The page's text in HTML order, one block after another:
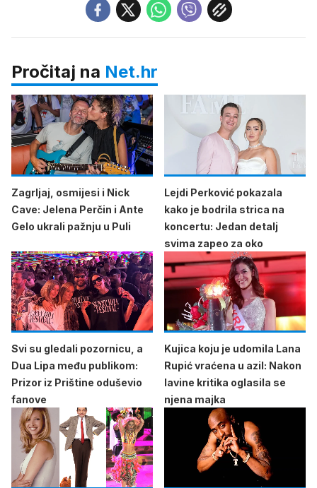
Pročitaj na Net.hr
Zagrljaj, osmijesi i Nick
Cave: Jelena Perčin i Ante
Gelo ukrali pažnju u Puli
Lejdi Perković pokazala
kako je bodrila strica na
koncertu: Jedan detalj
svima zapeo za oko
Svi su gledali pozornicu, a
Dua Lipa među publikom:
Prizor iz Prištine oduševio
fanove
Kujica koju je udomila Lana
Rupić vraćena u azil: Nakon
lavine kritika oglasila se
njena majka